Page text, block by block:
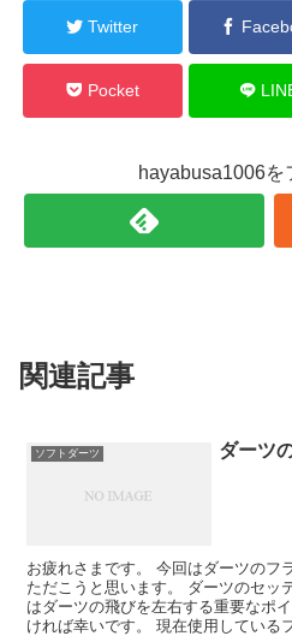
Twitter
Pocket
hayabusa1006を
関連記事
ソフトダーツ ダーツ
お疲れさまです。 今回はダーツのフ
ただこうと思います。 ダーツのセッ
はダーツの飛びを左右する重要なポ
ければ幸いです。 現在使用している